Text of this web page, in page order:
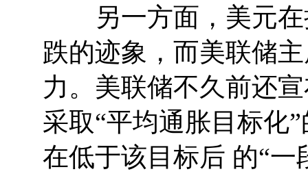
另一方面，美元在
跌的迹象，而美联储
力。美联储不久前还
采取“平均通胀目标化
在低于该目标后 的“一